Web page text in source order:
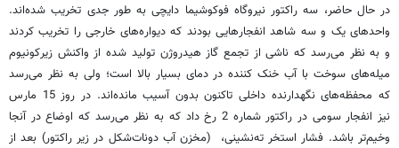
در حال حاضر، سه راکتور نیروگاه فوکوشیما دایچی به طور جدی تخریب شده‌اند.
واحدهای یک و سه شاهد انفجارهایی بودند که دیواره‌های خارجی را تخریب کردند
و به نظر می‌رسد که ناشی از تجمع گاز هیدروژن تولید شده از واکنش زیرکونیوم
میله‌های سوخت با آب خنک کننده‌ در دمای بسیار بالا است؛ ولی به نظر می‌رسد
که محفظه‌های نگهدارنده داخلی تاکنون بدون آسیب مانده‌اند. در روز 15 مارس
نیز انفجار سومی در راکتور شماره 2 رخ داد که به نظر می‌رسد که اوضاع در آنجا
وخیم‌تر باشد. فشار استخر ته‌نشینی، (مخزن آب دونات‌شکل در زیر راکتور) بعد از